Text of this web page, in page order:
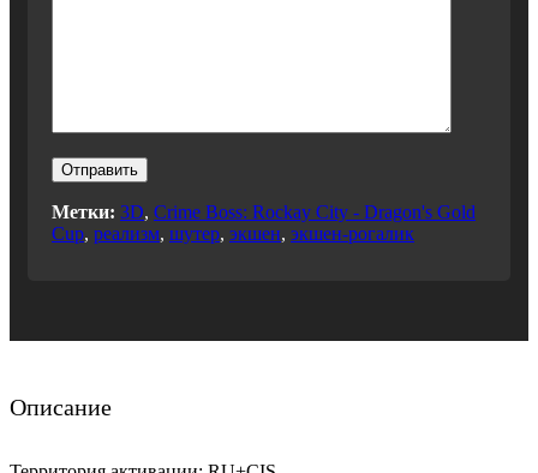
Метки: 3D, Crime Boss: Rockay City - Dragon's Gold
Cup, реализм, шутер, экшен, экшен-рогалик
Описание